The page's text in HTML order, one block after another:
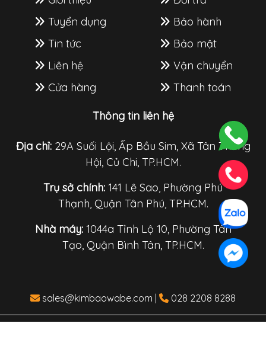
Tuyển dụng
Tin tức
Liên hệ
Cửa hàng
Bảo hành
Bảo mật
Vận chuyển
Thanh toán
Thông tin liên hệ
Địa chỉ:29A Suối Lội, Ấp Bầu Sim, Xã Tân Thông
Hội, Củ Chi, TP.HCM.
Trụ sở chính: 141 Lê Sao, Phường Phú
Thạnh, Quận Tân Phú, TP.HCM.
Nhà máy:1044a Tỉnh Lộ 10, Phường Tân
Tạo, Quận Bình Tân, TP.HCM.
sales@kimbaowabe.com 028 2208 8288